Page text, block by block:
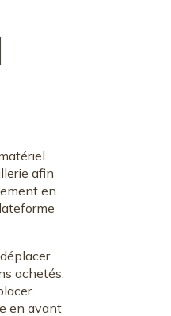
afin
en
achetés,
en avant